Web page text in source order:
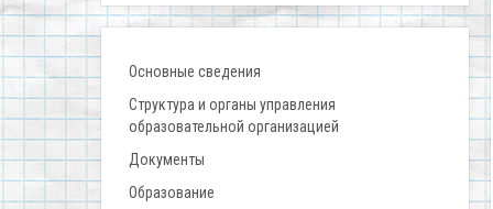
Основные сведения
Структура и органы управления
образовательной организацией
Документы
Образование